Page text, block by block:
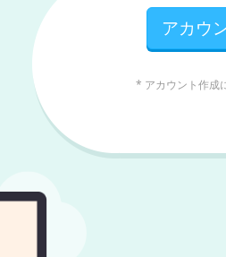
アカウ
* アカウント作成